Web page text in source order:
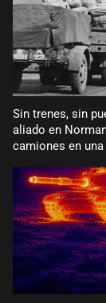
Sin trenes, sin
aliado en
camiones en